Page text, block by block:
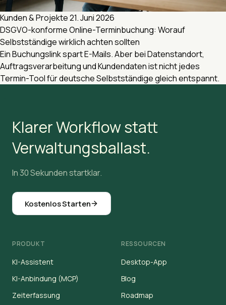
Kunden & Projekte21. Juni 2026
DSGVO-konforme Online-Terminbuchung: Worauf
Selbstständige wirklich achten sollten
Ein Buchungslink spart E-Mails. Aber bei Datenstandort,
Auftragsverarbeitung und Kundendaten ist nicht jedes
Termin-Tool für deutsche Selbstständige gleich entspannt.
Klarer Workflow statt
Verwaltungsballast.
In 30 Sekunden startklar.
Kostenlos Starten
PRODUKT
KI-Assistent
KI-Anbindung (MCP)
Zeiterfassung
RESSOURCEN
Desktop-App
Blog
Roadmap